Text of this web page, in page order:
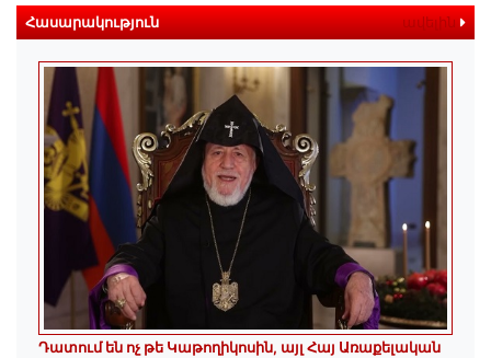
Հասարակություն ավելին
Դատում են ոչ թե Կաթողիկոսին, այլ Հայ Առաքելական